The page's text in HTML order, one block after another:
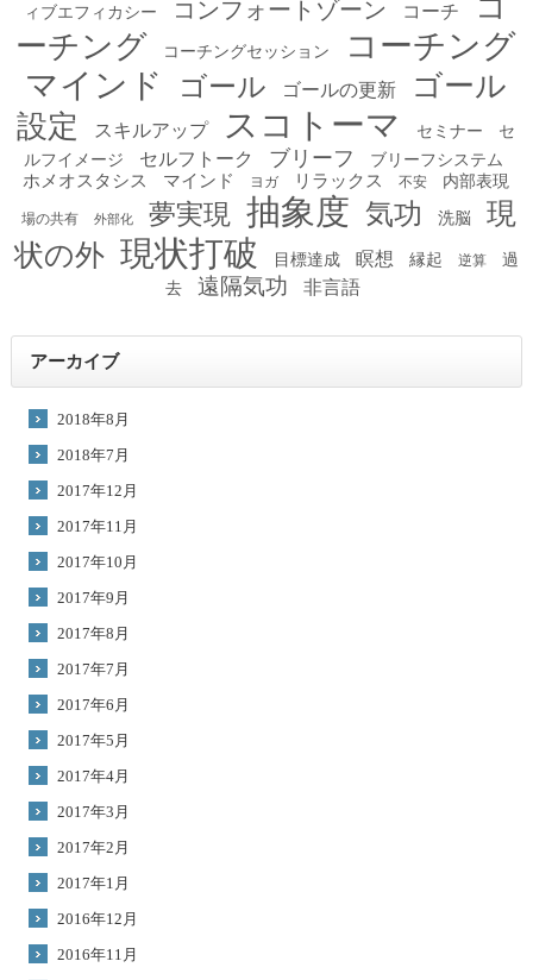
ィブエフィカシー
コンフォートゾーン コーチ
コ
ーチング
コーチングセッション
コーチング
マインド
ゴール ゴールの更新
ゴール
設定
スキルアップ スコトーマ セミナー
セ
ルフイメージ
セルフトーク ブリーフ ブリーフシステム
ホメオスタシス マインド ヨガ リラックス 不安 内部表現
場の共有 外部化 夢実現 抽象度 気功 洗脳
現
状の外 現状打破 目標達成 瞑想 縁起 逆算
過
去
遠隔気功 非言語
アーカイブ
2018年8月
2018年7月
2017年12月
2017年11月
2017年10月
2017年9月
2017年8月
2017年7月
2017年6月
2017年5月
2017年4月
2017年3月
2017年2月
2017年1月
2016年12月
2016年11月